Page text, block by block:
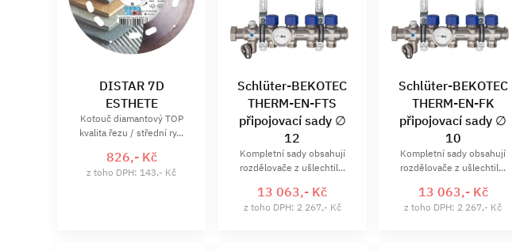
DISTAR 7D
ESTHETE
Kotouč diamantový TOP
kvalita řezu / střední ry...
826,- Kč
z toho DPH: 143,- Kč
Schlüter-BEKOTEC
THERM-EN-FTS
připojovací sady ∅
12
Kompletní sady obsahují
rozdělovače z ušlechtil...
13 063,- Kč
z toho DPH: 2 267,- Kč
Schlüter-BEKOTEC
THERM-EN-FK
připojovací sady ∅
10
Kompletní sady obsahují
rozdělovače z ušlechtil...
13 063,- Kč
z toho DPH: 2 267,- Kč